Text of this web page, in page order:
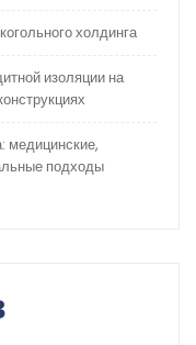
холдинга
изоляции на
медицинские,
подходы